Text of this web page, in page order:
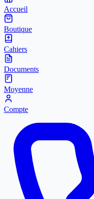
Accueil
Boutique
Cahiers
Documents
Moyenne
Compte